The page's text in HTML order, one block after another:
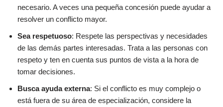
necesario. A veces una pequeña concesión puede ayudar a
resolver un conflicto mayor.
Sea respetuoso: Respete las perspectivas y necesidades
de las demás partes interesadas. Trata a las personas con
respeto y ten en cuenta sus puntos de vista a la hora de
tomar decisiones.
Busca ayuda externa: Si el conflicto es muy complejo o
está fuera de su área de especialización, considere la